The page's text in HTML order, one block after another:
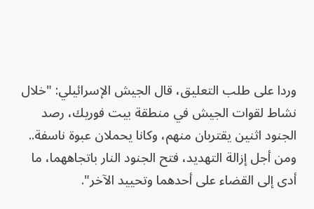
وردا على طلب التعليق، قال الجيش الإسرائيلي: "خلال
نشاط لقوات الجيش في منطقة بيت فوريك، رصد
الجنود اثنين يقتربان منهم، وكانا يحملان عبوة ناسفة..
ومن أجل إزالة التهديد، فتح الجنود النار باتجاههما، ما
أدى إلى القضاء على أحدهما وتحييد الآخر".